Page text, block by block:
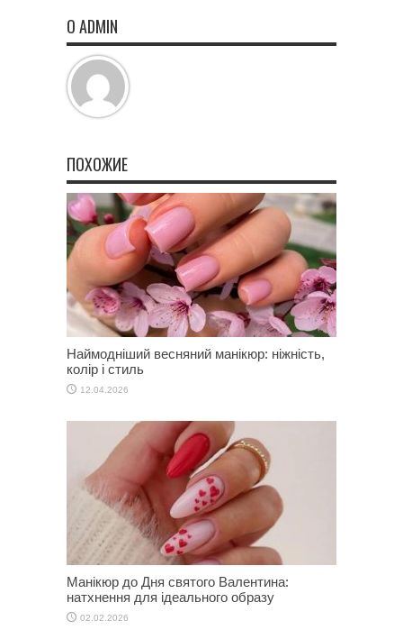
О ADMIN
ПОХОЖИЕ
Наймодніший весняний манікюр: ніжність,
колір і стиль
12.04.2026
Манікюр до Дня святого Валентина:
натхнення для ідеального образу
02.02.2026